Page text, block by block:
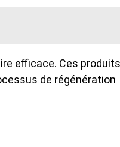
efficace. Ces produits
de régénération